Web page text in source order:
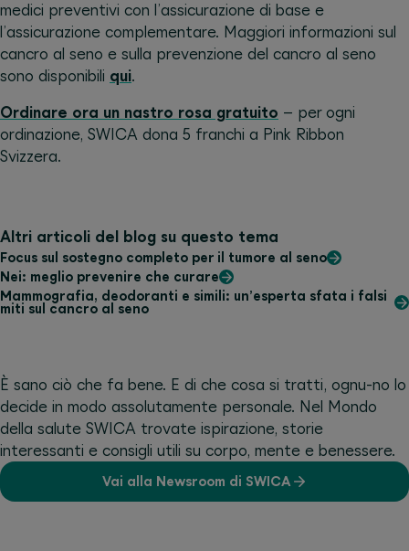
medici preventivi con l’assicurazione di base e
l’assicurazione complementare. Maggiori informazioni sul
cancro al seno e sulla prevenzione del cancro al seno
sono disponibili qui.
Ordinare ora un nastro rosa gratuito – per ogni
ordinazione, SWICA dona 5 franchi a Pink Ribbon
Svizzera.
Altri articoli del blog su questo tema
Focus sul sostegno completo per il tumore al seno
Nei: meglio prevenire che curare
Mammografia, deodoranti e simili: un’esperta sfata i falsi
miti sul cancro al seno
È sano ciò che fa bene. E di che cosa si tratti, ognu-no lo
decide in modo assolutamente personale. Nel Mondo
della salute SWICA trovate ispirazione, storie
interessanti e consigli utili su corpo, mente e benessere.
Vai alla Newsroom di SWICA